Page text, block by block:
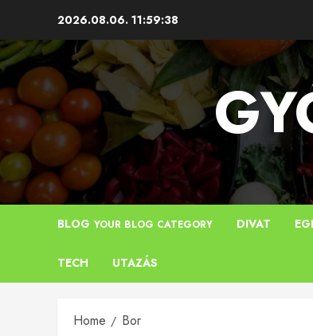
content
2026.08.06. 11:59:39
BLOG YOUR BLOG CATEGORY DIVAT
TECH UTAZÁS
Home Bor